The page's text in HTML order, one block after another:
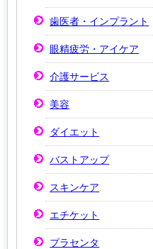
歯医者・インプラント
眼精疲労・アイケア
介護サービス
美容
ダイエット
バストアップ
スキンケア
エチケット
プラセンタ